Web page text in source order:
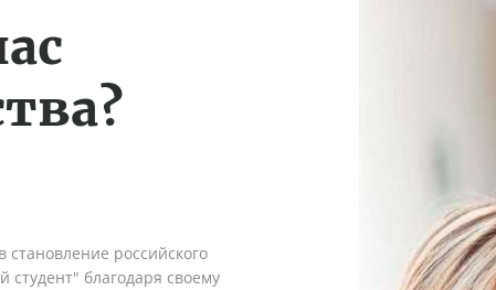
российского
благодаря своему